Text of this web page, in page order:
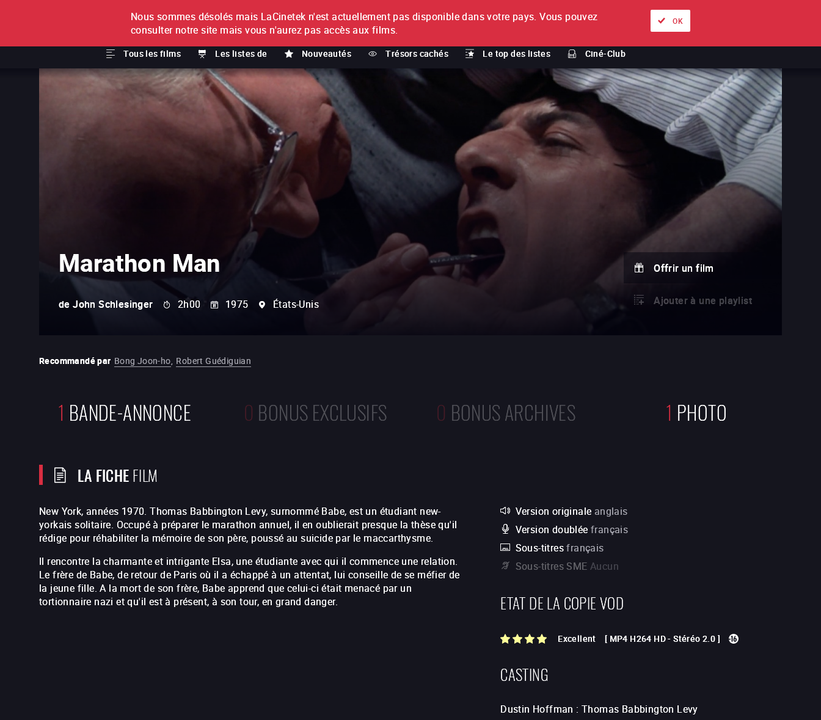
À L'UNITÉ
Tous les films Les listes de Nouveautés Trésors cachés Le top des listes Ciné-Club
ABONNEMENT À propos Nos offres
Marathon Man
de John Schlesinger 2h00 1975 États-Unis
Offrir un film
Ajouter à une playlist
Recommandé par Bong Joon-ho, Robert Guédiguian
1 BANDE-ANNONCE 0 BONUS EXCLUSIFS 0 BONUS ARCHIVES 1 PHOTO
LA FICHEFILM
New York, années 1970. Thomas Babbington Levy, surnommé Babe, est un étudiant new-
yorkais solitaire. Occupé à préparer le marathon annuel, il en oublierait presque la thèse qu'il
rédige pour réhabiliter la mémoire de son père, poussé au suicide par le maccarthysme.
Il rencontre la charmante et intrigante Elsa, une étudiante avec qui il commence une relation.
Le frère de Babe, de retour de Paris où il a échappé à un attentat, lui conseille de se méfier de
la jeune fille.A la mort de son frère, Babe apprend que celui-ciétait menacé par un
tortionnaire nazi et qu'il est à présent, à son tour, en grand danger.
Version originale anglais
Version doublée français
Sous-titres français
Sous-titres SME Aucun
ETAT DE LA COPIE VOD
Excellent [ MP4 H264 HD-Stéréo 2.0 ]
CASTING
Dustin Hoffman :Thomas Babbington Levy
Nous sommes désolés mais LaCinetek n'est actuellement pas disponible dans votre pays. Vous pouvez
consulter notre site mais vous n'aurez pas accès aux films.
OK